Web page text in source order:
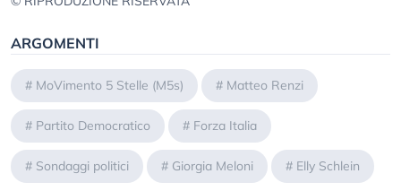
ARGOMENTI
# MoVimento 5 Stelle (M5s) # Matteo Renzi
# Partito Democratico # Forza Italia
# Sondaggi politici # Giorgia Meloni # Elly Schlein